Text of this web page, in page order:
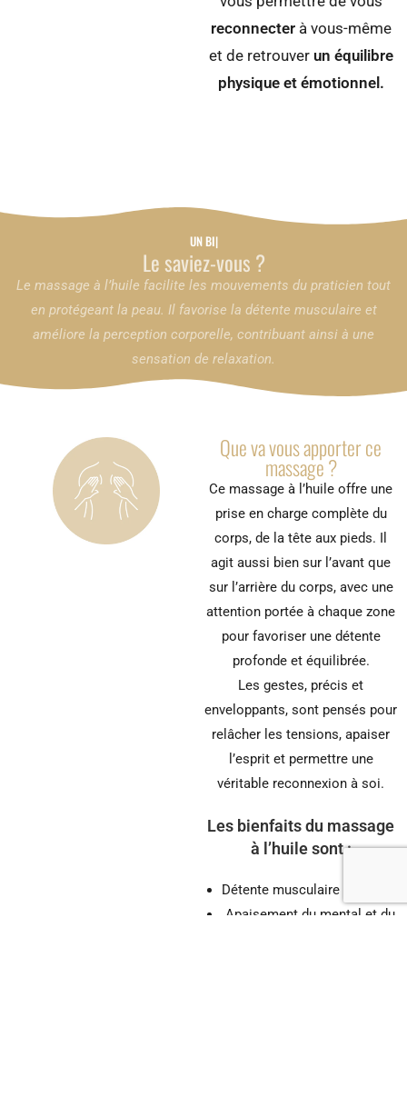
reconnecter à vous-même
et de retrouver un équilibre
physique et émotionnel.
UN BIEN-ÊTR
Le saviez-vous ?
Le massage à l’huile facilite les mouvements du praticien tout
en protégeant la peau. Il favorise la détente musculaire et
améliore la perception corporelle, contribuant ainsi à une
sensation de relaxation.
Que va vous apporter ce
massage ?
Ce massage à l’huile offre une
prise en charge complète du
corps, de la tête aux pieds. Il
agit aussi bien sur l’avant que
sur l’arrière du corps, avec une
attention portée à chaque zone
pour favoriser une détente
profonde et équilibrée.
Les gestes, précis et
enveloppants, sont pensés pour
relâcher les tensions, apaiser
l’esprit et permettre une
véritable reconnexion à soi.
Les bienfaits du massage
à l’huile sont :
Détente musculaire profonde
Apaisement du mental et du